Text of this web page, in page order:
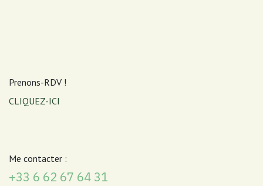
Prenons-RDV !
CLIQUEZ-ICI
Me contacter :
+33 6 62 67 64 31